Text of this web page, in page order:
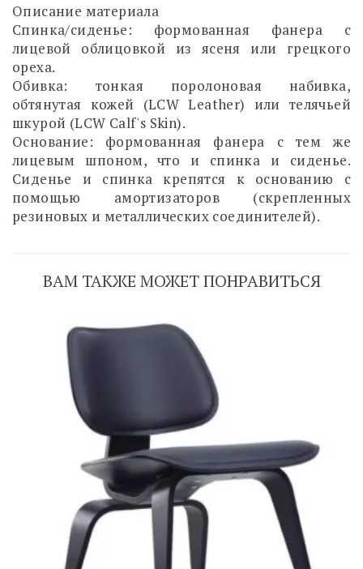
Описание материала
Спинка/сиденье: формованная фанера с
лицевой облицовкой из ясеня или грецкого
ореха.
Обивка: тонкая поролоновая набивка,
обтянутая кожей (LCW Leather) или телячьей
шкурой (LCW Calf's Skin).
Основание: формованная фанера с тем же
лицевым шпоном, что и спинка и сиденье.
Сиденье и спинка крепятся к основанию с
помощью амортизаторов (скрепленных
резиновых и металлических соединителей).
ВАМ ТАКЖЕ МОЖЕТ ПОНРАВИТЬСЯ